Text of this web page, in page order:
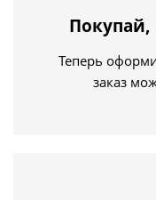
Теперь
заказ